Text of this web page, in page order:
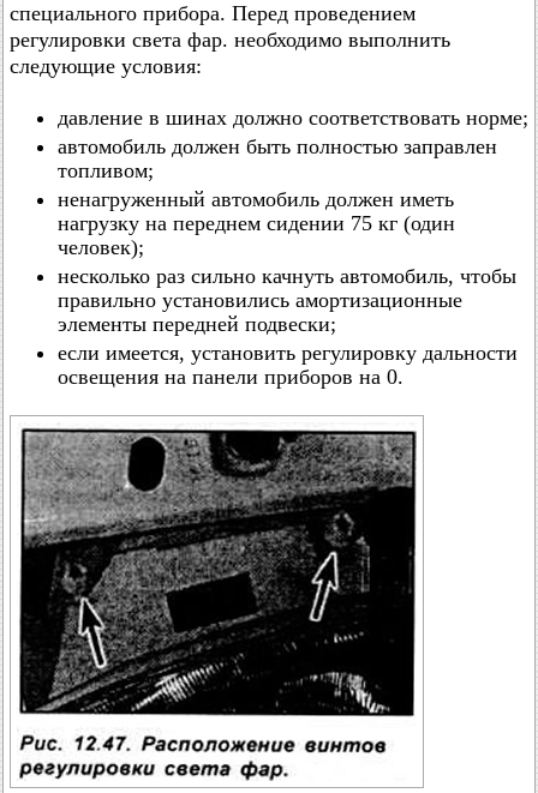
специального прибора. Перед проведением
регулировки света фар. необходимо выполнить
следующие условия:
давление в шинах должно соответствовать норме;
автомобиль должен быть полностью заправлен
топливом;
ненагруженный автомобиль должен иметь
нагрузку на переднем сидении 75 кг (один
человек);
несколько раз сильно качнуть автомобиль, чтобы
правильно установились амортизационные
элементы передней подвески;
если имеется, установить регулировку дальности
освещения на панели приборов на 0.